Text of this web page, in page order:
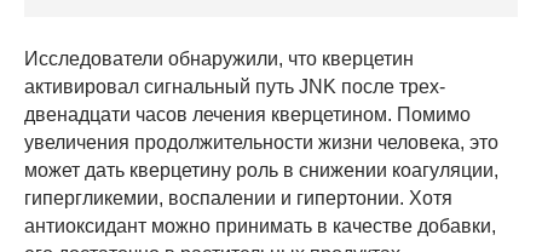
Исследователи обнаружили, что кверцетин
активировал сигнальный путь JNK после трех-
двенадцати часов лечения кверцетином. Помимо
увеличения продолжительности жизни человека, это
может дать кверцетину роль в снижении коагуляции,
гипергликемии, воспалении и гипертонии. Хотя
антиоксидант можно принимать в качестве добавки,